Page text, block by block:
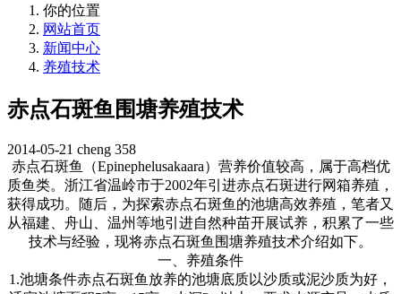
你的位置
网站首页
新闻中心
养殖技术
赤点石斑鱼围塘养殖技术
2014-05-21 cheng 358
赤点石斑鱼（Epinephelusakaara）营养价值较高，属于高档优
质鱼类。浙江省温岭市于2002年引进赤点石斑进行网箱养殖，
获得成功。随后，为探索赤点石斑鱼的池塘高效养殖，笔者又
从福建、舟山、温州等地引进自然种苗开展试养，积累了一些
技术与经验，现将赤点石斑鱼围塘养殖技术介绍如下。
一、养殖条件
1.池塘条件赤点石斑鱼放养的池塘底质以沙质或泥沙质为好，